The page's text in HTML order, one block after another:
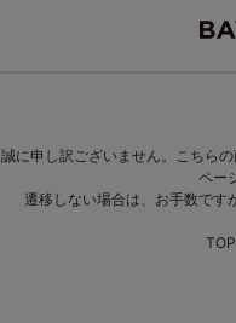
誠に申し訳ございません。こちら
ペー
遷移しない場合は、お手数です